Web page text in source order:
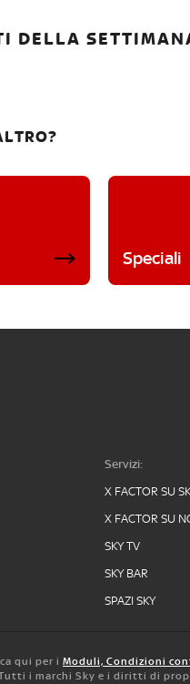
DELLA
Speciali
Servizi:
X FACTOR SU
X FACTOR SU
SKY TV
SKY BAR
SPAZI SKY
qui per i Moduli, Condizioni
i marchi Sky e i diritti di